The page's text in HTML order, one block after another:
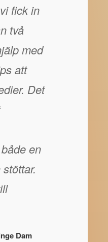
fick in
två
med
att
Det
en
Dam